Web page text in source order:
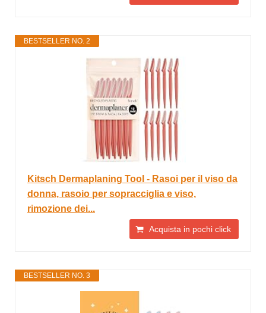
BESTSELLER NO. 2
Kitsch Dermaplaning Tool - Rasoi per il viso da
donna, rasoio per sopracciglia e viso,
rimozione dei...
Acquista in pochi click
BESTSELLER NO. 3